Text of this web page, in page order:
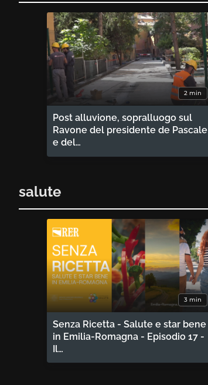
2 min
Post alluvione, sopralluogo sul
Ravone del presidente de Pascale
e del…
salute
3 min
Senza Ricetta - Salute e star bene
in Emilia-Romagna - Episodio 17 -
Il…